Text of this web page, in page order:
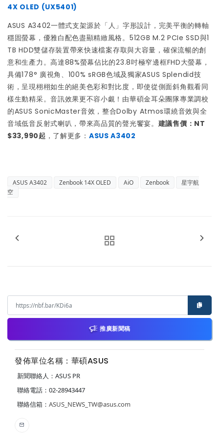
4X OLED (UX5401)
ASUS A3402一體式支架源於「人」字形設計，完美平衡的轉軸
穩固螢幕，優雅白配色盡顯精緻風格。512GB M.2 PCIe SSD與1
TB HDD雙儲存裝置帶來快速檔案存取與大容量，確保流暢的創
意和生產力。高達88%螢幕佔比的23.8吋極窄邊框FHD大螢幕，
具備178° 廣視角、100% sRGB色域及獨家ASUS Splendid技
術，呈現栩栩如生的絕美色彩和對比度，即使從側面斜角觀看同
樣生動精采。音訊效果更不容小覷！由華碩金耳朵團隊專業調校
的ASUS SonicMaster音效，整合Dolby Atmos環繞音效與全
音域低音反射式喇叭，帶來高品質的聲光饗宴。建議售價：NT
$33,990起 ，了解更多： ASUS A3402
ASUS A3402 Zenbook 14X OLED AiO Zenbook
星宇航
空
推廣新聞稿
發佈單位名稱：華碩ASUS
新聞聯絡人：ASUS PR
聯絡電話：02-28943447
聯絡信箱： ASUS_NEWS_TW@asus.com